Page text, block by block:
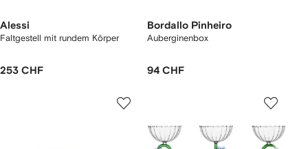
Alessi
Faltgestell mit rundem Körper
253 CHF
Bordallo Pinheiro
Auberginenbox
94 CHF